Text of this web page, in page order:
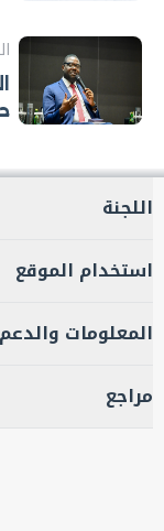
اللجنة
استخدام الموقع
المعلومات والدعم
مراجع